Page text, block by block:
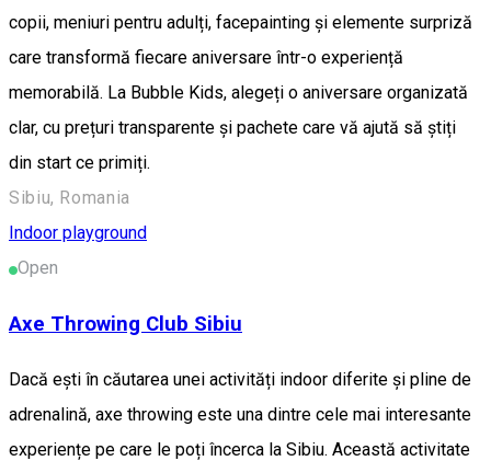
copii, meniuri pentru adulți, facepainting și elemente surpriză
care transformă fiecare aniversare într-o experiență
memorabilă. La Bubble Kids, alegeți o aniversare organizată
clar, cu prețuri transparente și pachete care vă ajută să știți
din start ce primiți.
Sibiu, Romania
Indoor playground
Open
Axe Throwing Club Sibiu
Dacă ești în căutarea unei activități indoor diferite și pline de
adrenalină, axe throwing este una dintre cele mai interesante
experiențe pe care le poți încerca la Sibiu. Această activitate